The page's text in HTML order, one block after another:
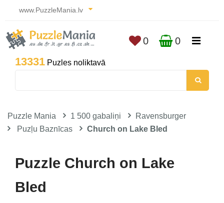
www.PuzzleMania.lv
13331 Puzles noliktavā
0 0
Puzzle Mania 1 500 gabaliņi
Ravensburger
Puzļu Baznīcas
Church on Lake Bled
Puzzle Church on Lake
Bled